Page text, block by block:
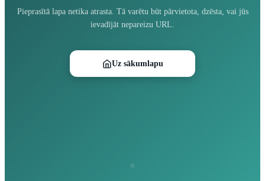
Pieprasītā lapa netika atrasta. Tā varētu būt pārvietota, dzēsta, vai jūs
ievadījāt nepareizu URL.
Uz sākumlapu